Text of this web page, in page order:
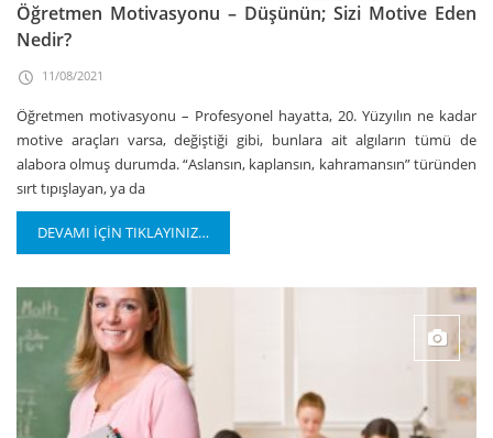
Öğretmen Motivasyonu – Düşünün; Sizi Motive Eden
Nedir?
11/08/2021
Öğretmen motivasyonu – Profesyonel hayatta, 20. Yüzyılın ne kadar
motive araçları varsa, değiştiği gibi, bunlara ait algıların tümü de
alabora olmuş durumda. “Aslansın, kaplansın, kahramansın” türünden
sırt tıpışlayan, ya da
DEVAMI İÇİN TIKLAYINIZ…